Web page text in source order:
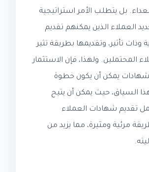
بل يتطلب الأمر استراتيجية
العملاء الذين يمكنهم تقديم
تأثير، وتقديمها بطريقة تثير
المحتملين. ولهذا، فإن الاستثمار
يمكن أن يكون خطوة
السياق، حيث يمكن أن يتيح
تقديم شهادات العملاء
مرئية ومثيرة، مما يزيد من